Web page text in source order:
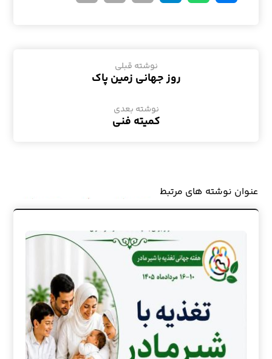
نوشته قبلی
روز جهانی زمین پاک
نوشته بعدی
کمیته فنی
عنوان ‫نوشته های مرتبط